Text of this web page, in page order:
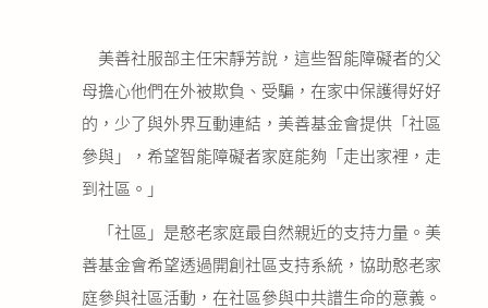
美善社服部主任宋靜芳說，這些智能障礙者的父
母擔心他們在外被欺負、受騙，在家中保護得好好
的，少了與外界互動連結，美善基金會提供「社區
參與」，希望智能障礙者家庭能夠「走出家裡，走
到社區。」
「社區」是憨老家庭最自然親近的支持力量。美
善基金會希望透過開創社區支持系統，協助憨老家
庭參與社區活動，在社區參與中共譜生命的意義。